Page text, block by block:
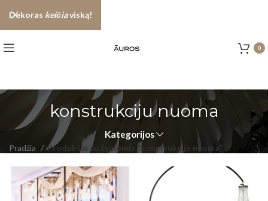
0
konstrukciju nuoma
Kategorijos
Pradžia Produktai su žymomis “konstrukciju nuoma”
Dekoras keičiaviską!